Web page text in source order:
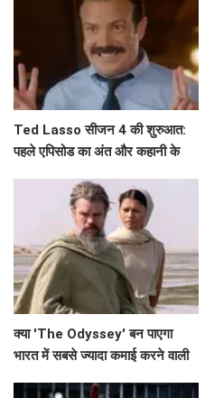
Ted Lasso सीजन 4 की शुरुआत:
पहले एपिसोड का अंत और कहानी के
क्या 'The Odyssey' बन पाएगा
भारत में सबसे ज्यादा कमाई करने वाली